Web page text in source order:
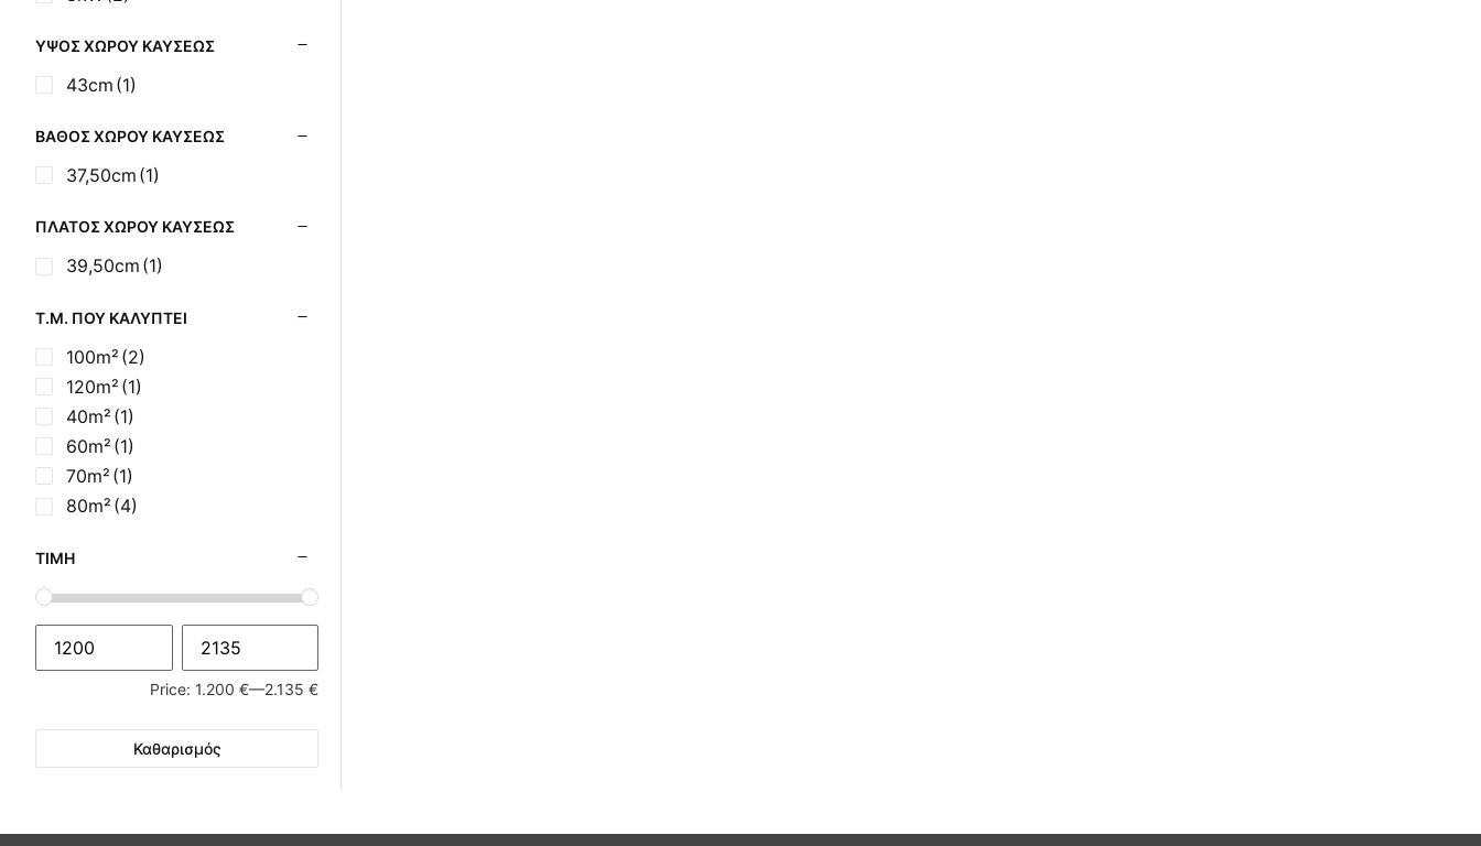
ΎΨΟΣ ΧΏΡΟΥ ΚΑΎΣΕΩΣ
43cm (1)
ΒΆΘΟΣ ΧΏΡΟΥ ΚΑΎΣΕΩΣ
37,50cm (1)
ΠΛΆΤΟΣ ΧΏΡΟΥ ΚΑΎΣΕΩΣ
39,50cm (1)
Τ.Μ. ΠΟΥ ΚΑΛΎΠΤΕΙ
100m² (2)
120m² (1)
40m² (1)
60m² (1)
70m² (1)
80m² (4)
ΤΙΜΉ
Price: 1.200 €—2.135 €
Καθαρισμός